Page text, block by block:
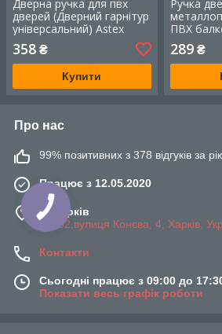
Дверна ручка для пвх
дверей (Дверний гарнітур
універсальний) Astex
ANTEY DHS 92/26/200
антрацит (РАЛ 7016)
358₴
Купити
Ручка
ПВХ
Astex
білий
289₴
Про нас
99% позитивних з 378 відгуків за рік
Працює з 12.05.2020
м. Харків
61052,вулиця Конєва, 4, Харків,
Контакти
Сьогодні працює з 09:00 до
Показати весь графік роботи